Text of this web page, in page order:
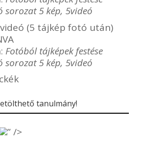
sorozat 5 kép, 5videó
videó (5 tájkép fotó után)
Fotóból tájképek festése
sorozat 5 kép, 5videó
tanulmány!
” />